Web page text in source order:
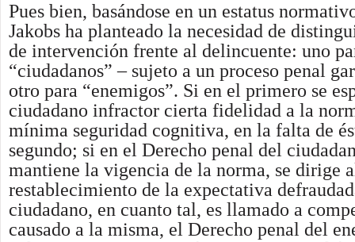
Pues bien, basándose en un estatus
Jakobs ha planteado la necesidad de
de intervención frente al delincuente: uno
“ciudadanos” – sujeto a un proceso penal
otro para “enemigos”. Si en el primero se
ciudadano infractor cierta fidelidad a la
mínima seguridad cognitiva, en la falta de
segundo; si en el Derecho penal del
mantiene la vigencia de la norma, se dirige
restablecimiento de la expectativa
ciudadano, en cuanto tal, es llamado a
causado a la misma, el Derecho penal del